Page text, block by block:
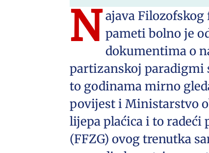
N ajava
pameti bolno je
dokumentima o
partizanskoj paradigmi
to godinama mirno
povijest i Ministarstvo
lijepa plaćica i to radeći
(FFZG) ovog trenutka